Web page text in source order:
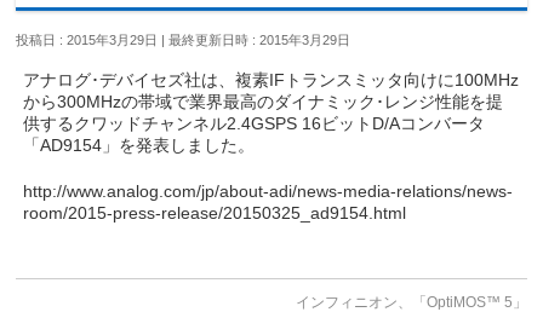
投稿日 : 2015年3月29日 最終更新日時 : 2015年3月29日
アナログ･デバイセズ社は、複素IFトランスミッタ向けに100MHz
から300MHzの帯域で業界最高のダイナミック･レンジ性能を提
供するクワッドチャンネル2.4GSPS 16ビットD/Aコンバータ
「AD9154」を発表しました。
http://www.analog.com/jp/about-adi/news-media-relations/news-
room/2015-press-release/20150325_ad9154.html
インフィニオン、「OptiMOS™ 5」